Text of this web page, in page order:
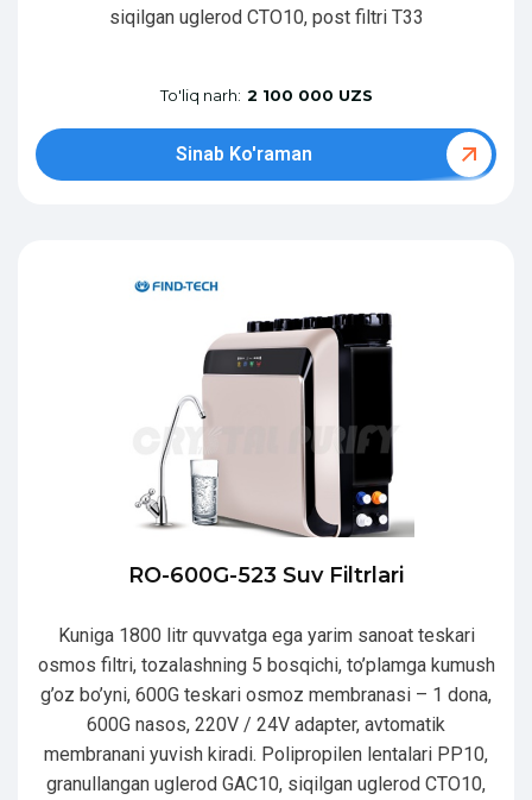
siqilgan uglerod CTO10, post filtri T33
To'liq narh: 2 100 000 UZS
Sinab Ko'raman
RO-600G-523 Suv Filtrlari
Kuniga 1800 litr quvvatga ega yarim sanoat teskari
osmos filtri, tozalashning 5 bosqichi, to’plamga kumush
g’oz bo’yni, 600G teskari osmoz membranasi – 1 dona,
600G nasos, 220V / 24V adapter, avtomatik
membranani yuvish kiradi. Polipropilen lentalari PP10,
granullangan uglerod GAC10, siqilgan uglerod CTO10,